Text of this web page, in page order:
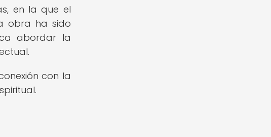
en la que el
obra ha sido
abordar la
con la